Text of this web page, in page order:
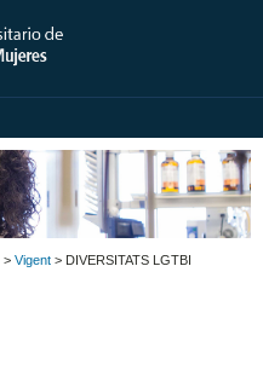
> Vigent > DIVERSITATS LGTBI